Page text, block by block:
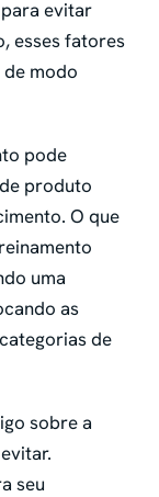
evitar
esses fatores
modo
pode
produto
O que
uma
as
de
sobre a
seu